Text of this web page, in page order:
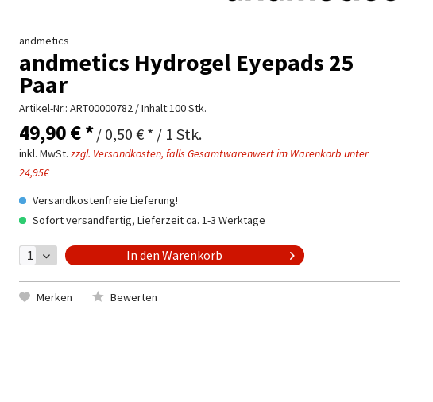
andmetics
andmetics Hydrogel Eyepads 25
Paar
Artikel-Nr.:ART00000782 / Inhalt:100 Stk.
49,90 € */ 0,50 € * / 1 Stk.
inkl. MwSt.zzgl. Versandkosten, falls Gesamtwarenwert im Warenkorb unter
24,95€
Versandkostenfreie Lieferung!
Sofort versandfertig, Lieferzeit ca. 1-3 Werktage
In den Warenkorb
Merken Bewerten